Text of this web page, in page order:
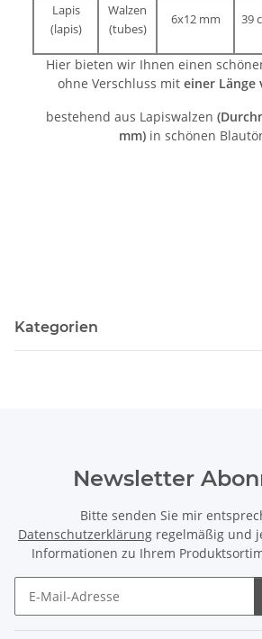
Lapis
(lapis)
Walzen
(tubes)
6x12 mm 39
Hier bieten wir Ihnen einen
ohne Verschluss mit einer Länge
bestehend aus Lapiswalzen
mm)in schönen
Kategorien
Newsletter
Bitte senden Sie mir
Datenschutzerklärung regelmäßig und
Informationen zu Ihrem